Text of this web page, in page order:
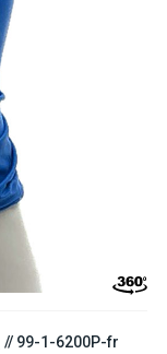
99-1-6200P-fr